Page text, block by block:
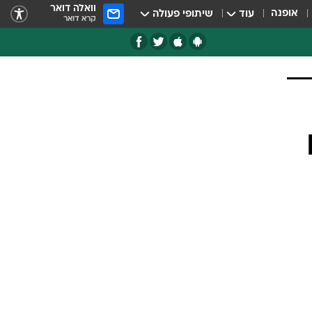
אופנה עוד שיתופי פעולה וואלה דואר
קרא דואר